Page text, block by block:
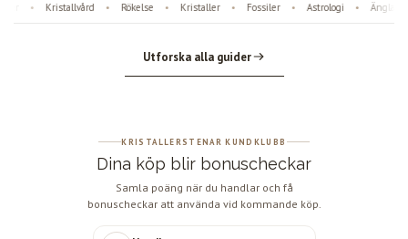
Kristallvård • Rökelse • Kristaller • Fossiler • Astrologi •
Utforska alla guider
KRISTALLERSTENAR KUNDKLUBB
Dina köp blir bonuscheckar
Samla poäng när du handlar och få
bonuscheckar att använda vid kommande köp.